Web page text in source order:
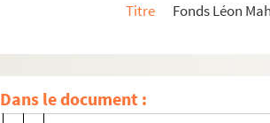
Titre
Fonds Léon
Dans le document :
M-DOC-2-2-2. "Le Surveillant"
M-DOC-2-2-3. Journal des
M-DOC-2-2-4. Décret de la